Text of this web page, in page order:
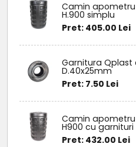
Camin apometru
H.900 simplu
Pret: 405.00 Lei
Garnitura
D.40x25mm
Pret: 7.50 Lei
Camin apometru
H900 cu garnituri
Pret: 432.00 Lei